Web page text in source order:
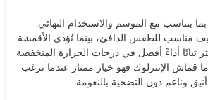
يتناسب مع الموسم والاستخدام النهائي.
مناسب للطقس الدافئ، بينما تُؤدي الأقمشة
ثباتًا أداءً أفضل في درجات الحرارة المنخفضة
قماش الإنترلوك فهو خيار ممتاز عندما ترغب
وناعم دون التضحية بالنعومة.